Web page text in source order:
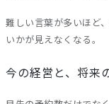
難しい言葉が多いほど
いかが見えなくなる。
今の経営と、将来